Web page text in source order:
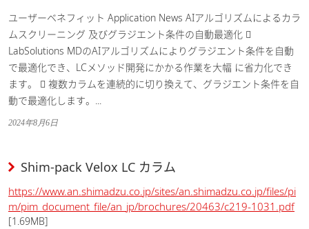
ユーザーベネフィット Application News AIアルゴリズムによるカラ
ムスクリーニング 及びグラジエント条件の自動最適化 
LabSolutions MDのAIアルゴリズムによりグラジエント条件を自動
で最適化でき、LCメソッド開発にかかる作業を大幅 に省力化でき
ます。  複数カラムを連続的に切り換えて、グラジエント条件を自
動で最適化します。...
2024年8月6日
Shim-pack Velox LC カラム
https://www.an.shimadzu.co.jp/sites/an.shimadzu.co.jp/files/pi
m/pim_document_file/an_jp/brochures/20463/c219-1031.pdf
[1.69MB]